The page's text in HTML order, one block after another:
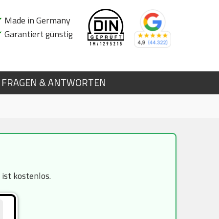
Made in Germany
Garantiert günstig
FRAGEN & ANTWORTEN
kostenlos.